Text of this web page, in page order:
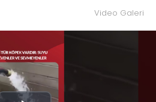
Video Galeri